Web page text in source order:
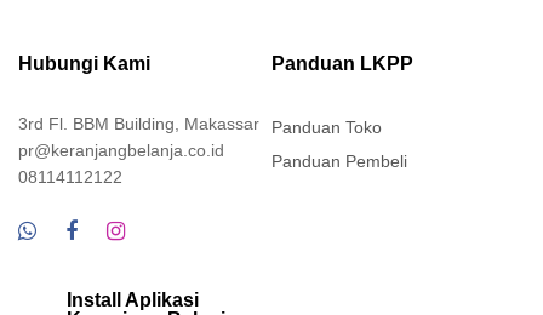
Hubungi Kami
3rd Fl. BBM Building, Makassar
pr@keranjangbelanja.co.id
08114112122
Panduan LKPP
Panduan Toko
Panduan Pembeli
Install Aplikasi